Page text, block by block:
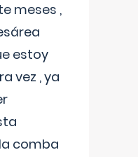
meses ,
estoy
vez , ya
comba